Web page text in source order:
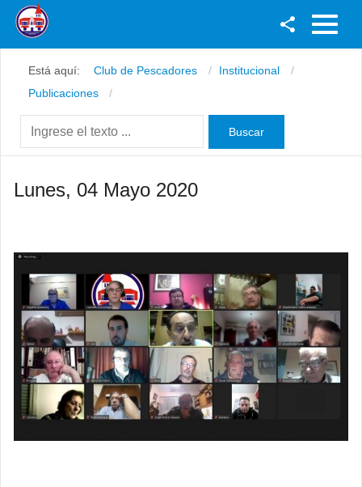
Youtube
Instagram
Está aquí: Club de Pescadores
Institucional
Publicaciones
Lunes, 04 Mayo 2020